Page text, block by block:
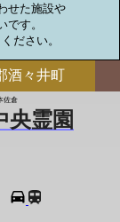
せた施設や
す。
ださい。
酒々井町
佐倉
央霊園